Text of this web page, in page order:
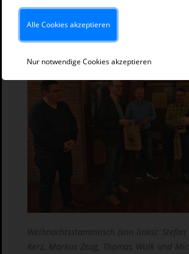
in Unterfranken.
Weihnachtsstammtisch (von links):
Kerz, Markus Zeug, Thomas Wülk und
Alle Cookies akzeptieren
Nur notwendige Cookies akzeptieren